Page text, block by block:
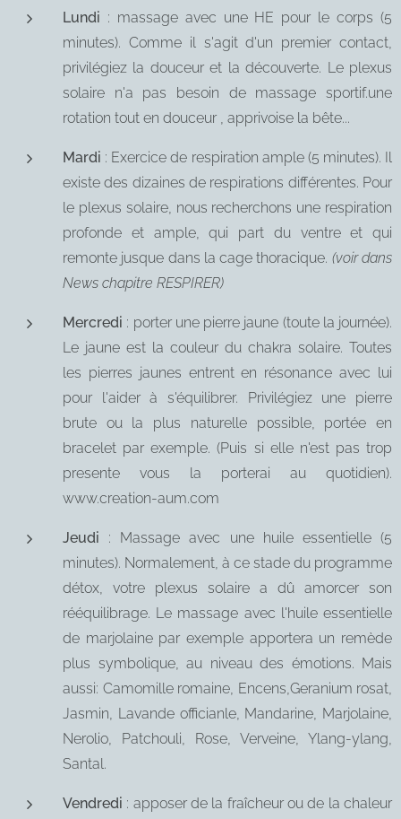
Lundi : massage avec une HE pour le corps (5
minutes). Comme il s'agit d'un premier contact,
privilégiez la douceur et la découverte. Le plexus
solaire n'a pas besoin de massage sportif.une
rotation tout en douceur , apprivoise la bête...
Mardi : Exercice de respiration ample (5 minutes). Il
existe des dizaines de respirations différentes. Pour
le plexus solaire, nous recherchons une respiration
profonde et ample, qui part du ventre et qui
remonte jusque dans la cage thoracique. (voir dans
News chapitre RESPIRER)
Mercredi : porter une pierre jaune (toute la journée).
Le jaune est la couleur du chakra solaire. Toutes
les pierres jaunes entrent en résonance avec lui
pour l'aider à s'équilibrer. Privilégiez une pierre
brute ou la plus naturelle possible, portée en
bracelet par exemple. (Puis si elle n'est pas trop
presente vous la porterai au quotidien).
www.creation-aum.com
Jeudi : Massage avec une huile essentielle (5
minutes). Normalement, à ce stade du programme
détox, votre plexus solaire a dû amorcer son
rééquilibrage. Le massage avec l'huile essentielle
de marjolaine par exemple apportera un remède
plus symbolique, au niveau des émotions. Mais
aussi: Camomille romaine, Encens,Geranium rosat,
Jasmin, Lavande officianle, Mandarine, Marjolaine,
Nerolio, Patchouli, Rose, Verveine, Ylang-ylang,
Santal.
Vendredi : apposer de la fraîcheur ou de la chaleur